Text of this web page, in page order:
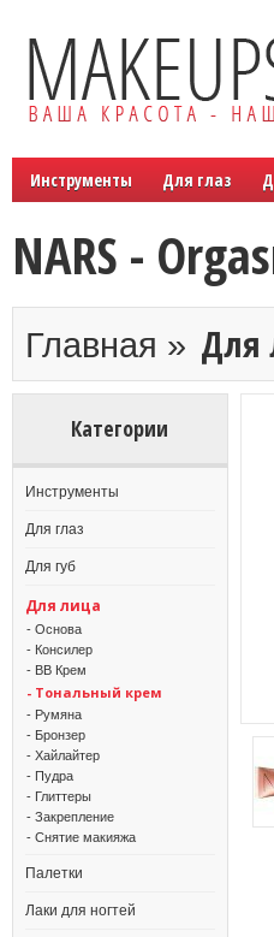
Инструменты Для глаз
NARS -
Главная » Для
Категории
Инструменты
Для глаз
Для губ
Для лица
- Основа
- Консилер
- BB Крем
- Тональный крем
- Румяна
- Бронзер
- Хайлайтер
- Пудра
- Глиттеры
- Закрепление
- Снятие макияжа
Палетки
Лаки для ногтей